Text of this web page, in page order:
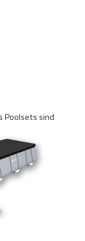
Poolsets sind